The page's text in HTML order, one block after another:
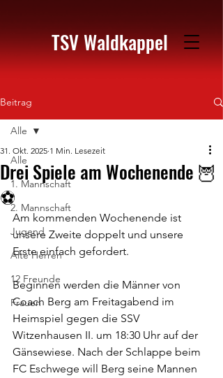
TSV Waldkappel
Beitrag
Alle
1. Mannschaft
2. Mannschaft
Jugend
Alte Herren
12 Freunde
Frauen
Alle
Drei Spiele am Wochenende 🦉
⚽️
31. Okt. 2025 1 Min. Lesezeit
Am kommenden Wochenende ist
unsere Zweite doppelt und unsere
Erste einfach gefordert.
Beginnen werden die Männer von
Coach Berg am Freitagabend im
Heimspiel gegen die SSV
Witzenhausen II. um 18:30 Uhr auf der
Gänsewiese. Nach der Schlappe beim
FC Eschwege will Berg seine Mannen